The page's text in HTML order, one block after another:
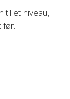
til et niveau,